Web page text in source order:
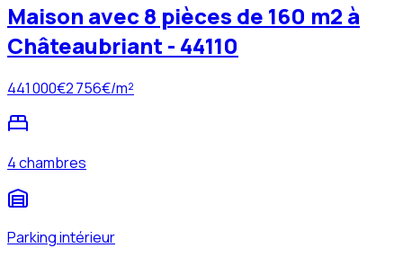
Maison avec 8 pièces de 160 m2 à
Châteaubriant - 44110
441 000€2 756€/m²
4 chambres
Parking intérieur